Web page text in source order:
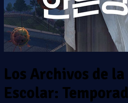
Los Archivos de
Escolar: